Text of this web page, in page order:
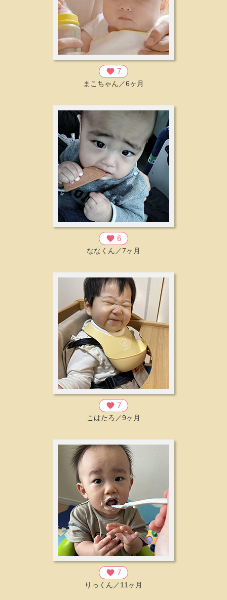
favorite 7
まこちゃん／6ヶ月
favorite 6
ななくん／7ヶ月
favorite 7
こはたろ／9ヶ月
favorite 7
りっくん／11ヶ月